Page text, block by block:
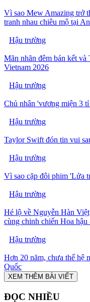
Vì sao Mew Amazing trở
tranh nhau chiêu mộ tại
Hậu trường
Mãn nhãn đêm bán kết
Vietnam 2026
Hậu trường
Chủ nhân 'vương miện 3
Hậu trường
Taylor Swift đón tin vui
Hậu trường
Vì sao cặp đôi phim 'Lửa
Hậu trường
Hé lộ về Nguyễn Hàn
cùng chinh chiến Hoa
Hậu trường
Hơn 20 năm, chưa thế hệ
Quốc
XEM THÊM BÀI VIẾT
ĐỌC NHIỀU